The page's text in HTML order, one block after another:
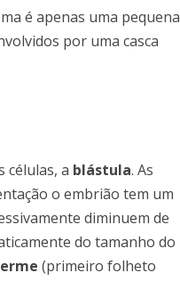
é apenas uma pequena
por uma casca
células, a blástula. As
o embrião tem um
diminuem de
do tamanho do
(primeiro folheto